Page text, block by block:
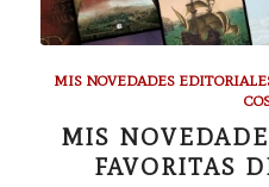
MIS NOVEDADES
MIS
FAVORITAS